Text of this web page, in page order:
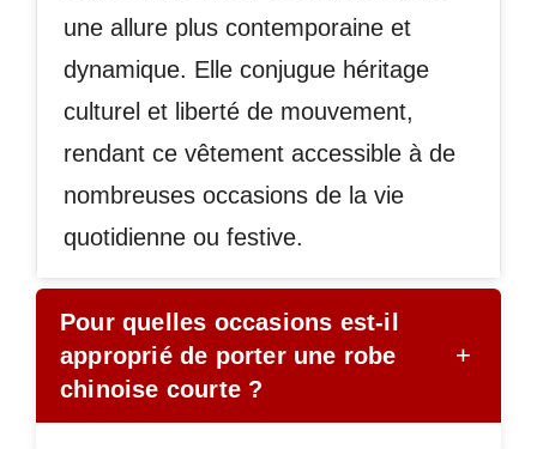
une allure plus contemporaine et
dynamique. Elle conjugue héritage
culturel et liberté de mouvement,
rendant ce vêtement accessible à de
nombreuses occasions de la vie
quotidienne ou festive.
Pour quelles occasions est-il
approprié de porter une robe
chinoise courte ?
+